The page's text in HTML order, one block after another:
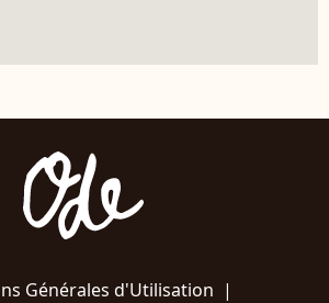
Générales d'Utilisation |